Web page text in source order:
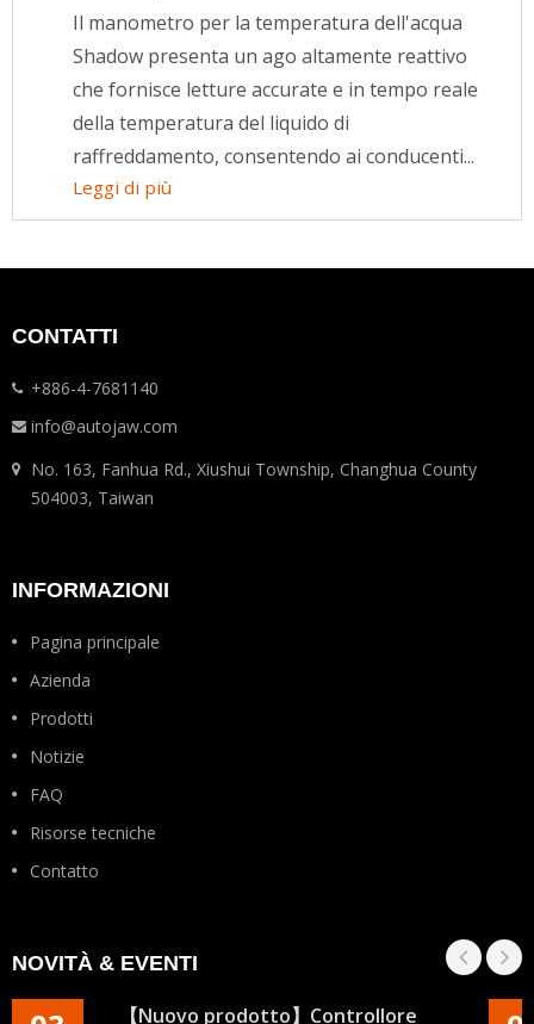
Il manometro per la temperatura dell'acqua
Shadow presenta un ago altamente reattivo
che fornisce letture accurate e in tempo reale
della temperatura del liquido di
raffreddamento, consentendo ai conducenti...
Leggi di più
CONTATTI
+886-4-7681140
info@autojaw.com
No. 163, Fanhua Rd., Xiushui Township, Changhua County
504003, Taiwan
INFORMAZIONI
Pagina principale
Azienda
Prodotti
Notizie
FAQ
Risorse tecniche
Contatto
NOVITÀ & EVENTI
【Nuovo prodotto】Controllore